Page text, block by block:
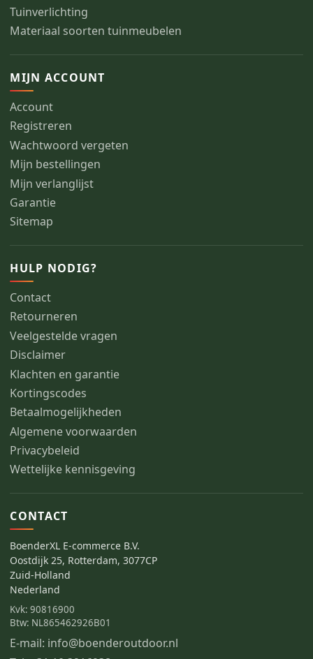
Tuinverlichting
Materiaal soorten tuinmeubelen
MIJN ACCOUNT
Account
Registreren
Wachtwoord vergeten
Mijn bestellingen
Mijn verlanglijst
Garantie
Sitemap
HULP NODIG?
Contact
Retourneren
Veelgestelde vragen
Disclaimer
Klachten en garantie
Kortingscodes
Betaalmogelijkheden
Algemene voorwaarden
Privacybeleid
Wettelijke kennisgeving
CONTACT
BoenderXL E-commerce B.V.
Oostdijk 25, Rotterdam, 3077CP
Zuid-Holland
Nederland
Kvk: 90816900
Btw: NL865462926B01
E-mail: info@boenderoutdoor.nl